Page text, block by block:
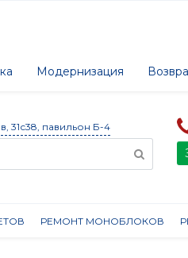
Модернизация
31с38, павильон Б-4
РЕМОНТ МОНОБЛОКОВ